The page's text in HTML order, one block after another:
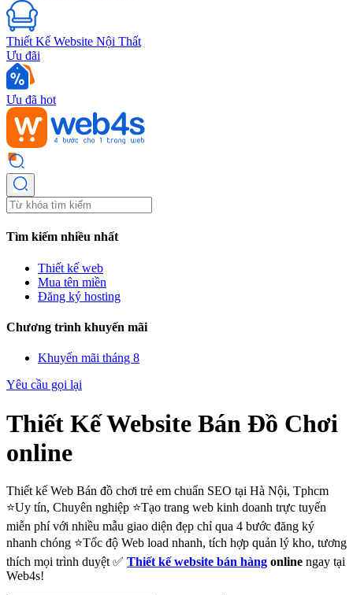
Thiết Kế Website Nội Thất
Ưu đãi
Ưu đã hot
Tìm kiếm nhiều nhất
Thiết kế web
Mua tên miền
Đăng ký hosting
Chương trình khuyến mãi
Khuyến mãi tháng 8
Yêu cầu gọi lại
Thiết Kế Website Bán Đồ Chơi
online
Thiết kế Web Bán đồ chơi trẻ em chuẩn SEO tại Hà Nội, Tphcm
⭐Uy tín, Chuyên nghiệp ⭐Tạo trang web kinh doanh trực tuyến
miễn phí với nhiều mẫu giao diện đẹp chỉ qua 4 bước đăng ký
nhanh chóng ⭐Tốc độ Web load nhanh, tích hợp quản lý kho, tương
thích mọi trình duyệt ✅ Thiết kế website bán hàng online ngay tại
Web4s!